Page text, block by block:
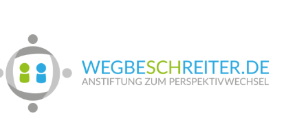
springen